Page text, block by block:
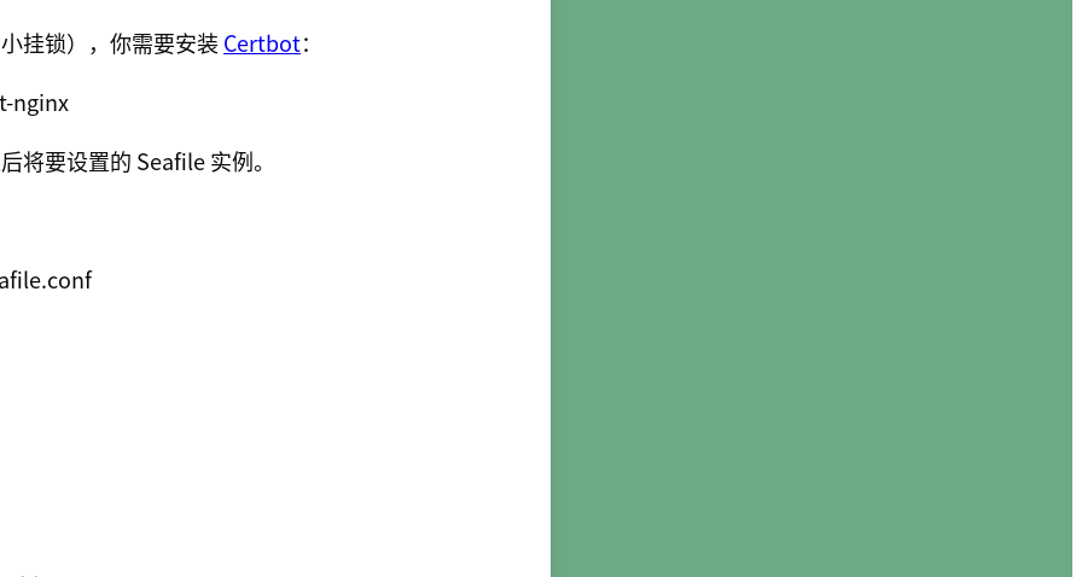
挂锁），你需要安装 Certbot：
将要设置的 Seafile 实例。